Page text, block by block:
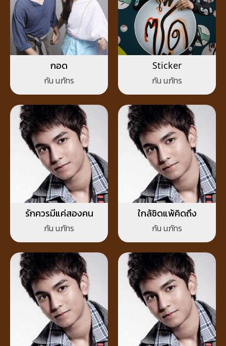
กอด
กัน นภัทร
Sticker
กัน นภัทร
รักควรมีแค่สองคน
กัน นภัทร
ใกล้ชิดแพ้คิดถึง
กัน นภัทร